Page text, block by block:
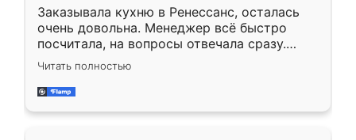
Заказывала кухню в Ренессанс, осталась
очень довольна. Менеджер всё быстро
посчитала, на вопросы отвечала сразу.
Замерщик приехал в субботу, подошёл к
делу со всей ответственностью. Собрали
за день, ребята работали аккуратно, даже
Читать полностью